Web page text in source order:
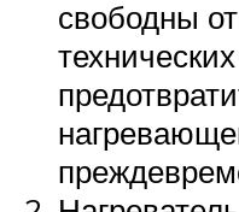
свободны